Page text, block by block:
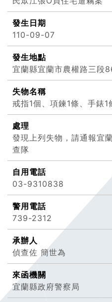
發生日期
110-09-07
發生地點
宜蘭縣宜蘭市農權路三段
失物名稱
戒指1個、項鍊1條、手錶1
處理
發現上列失物，請通報宜
查隊
自用電話
03-9310838
警用電話
739-2312
承辦人
偵查佐 簡世為
來函機關
宜蘭縣政府警察局